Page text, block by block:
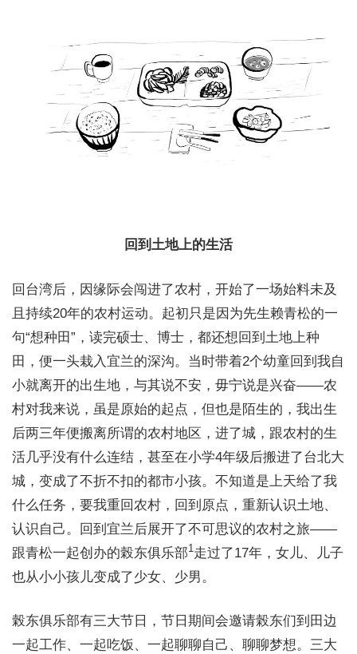
回到土地上的生活
回台湾后，因缘际会闯进了农村，开始了一场始料未及
且持续20年的农村运动。起初只是因为先生赖青松的一
句“想种田”，读完硕士、博士，都还想回到土地上种
田，便一头栽入宜兰的深沟。当时带着2个幼童回到我自
小就离开的出生地，与其说不安，毋宁说是兴奋——农
村对我来说，虽是原始的起点，但也是陌生的，我出生
后两三年便搬离所谓的农村地区，进了城，跟农村的生
活几乎没有什么连结，甚至在小学4年级后搬进了台北大
城，变成了不折不扣的都市小孩。不知道是上天给了我
什么任务，要我重回农村，回到原点，重新认识土地、
认识自己。回到宜兰后展开了不可思议的农村之旅——
跟青松一起创办的榖东俱乐部1走过了17年，女儿、儿子
也从小小孩儿变成了少女、少男。
榖东俱乐部有三大节日，节日期间会邀请榖东们到田边
一起工作、一起吃饭、一起聊聊自己、聊聊梦想。三大